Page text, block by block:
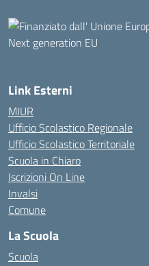
Link Esterni
MIUR
Ufficio Scolastico Regionale
Ufficio Scolastico Territoriale
Scuola in Chiaro
Iscrizioni On Line
Invalsi
Comune
La Scuola
Scuola